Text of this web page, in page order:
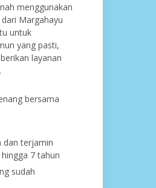
menggunakan
Margahayu
untuk
yang pasti,
layanan
bersama
dan terjamin
7 tahun
sudah